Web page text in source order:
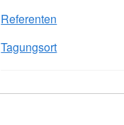
Referenten
Tagungsort